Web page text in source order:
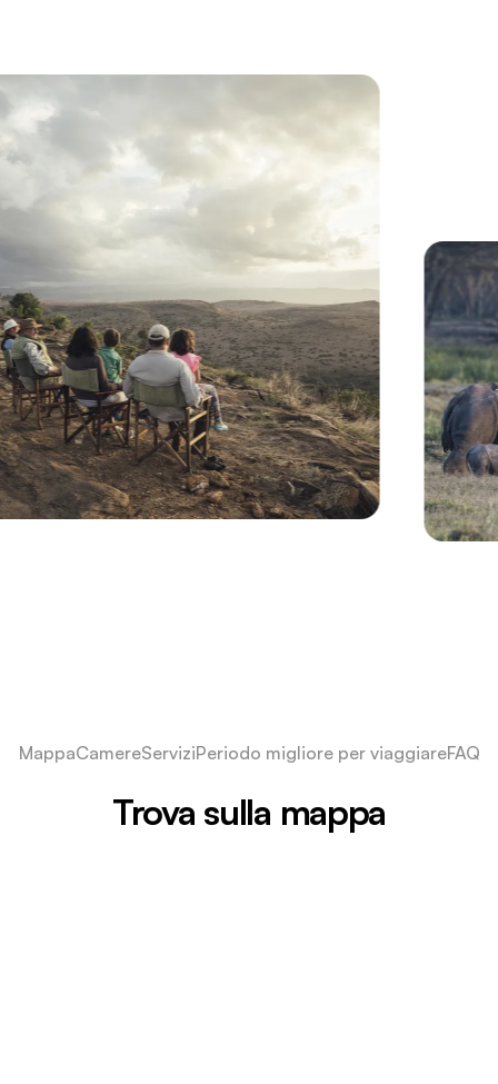
MappaCamereServiziPeriodo migliore per viaggiareFAQ
Trova sulla mappa